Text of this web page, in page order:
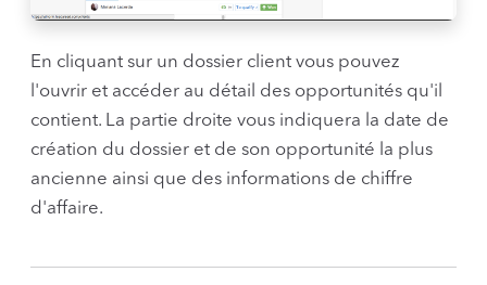
En cliquant sur un dossier client vous pouvez
l'ouvrir et accéder au détail des opportunités qu'il
contient. La partie droite vous indiquera la date de
création du dossier et de son opportunité la plus
ancienne ainsi que des informations de chiffre
d'affaire.